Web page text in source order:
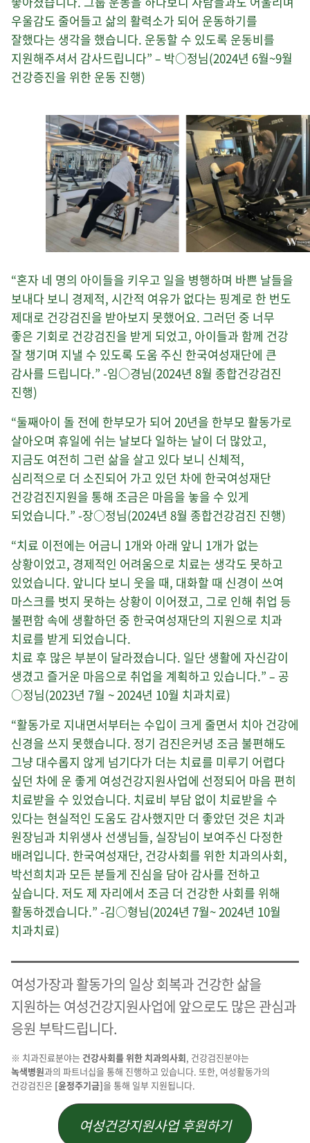
우울감도 줄어들고 삶의 활력소가 되어 운동하기를
잘했다는 생각을 했습니다. 운동할 수 있도록 운동비를
지원해주셔서 감사드립니다” – 박○정님(2024년 6월~9월
건강증진을 위한 운동 진행)
“혼자 네 명의 아이들을 키우고 일을 병행하며 바쁜 날들을
보내다 보니 경제적, 시간적 여유가 없다는 핑계로 한 번도
제대로 건강검진을 받아보지 못했어요. 그러던 중 너무
좋은 기회로 건강검진을 받게 되었고, 아이들과 함께 건강
잘 챙기며 지낼 수 있도록 도움 주신 한국여성재단에 큰
감사를 드립니다.” -임○경님(2024년 8월 종합건강검진
진행)
“둘째아이 돌 전에 한부모가 되어 20년을 한부모 활동가로
살아오며 휴일에 쉬는 날보다 일하는 날이 더 많았고,
지금도 여전히 그런 삶을 살고 있다 보니 신체적,
심리적으로 더 소진되어 가고 있던 차에 한국여성재단
건강검진지원을 통해 조금은 마음을 놓을 수 있게
되었습니다.” -장○정님(2024년 8월 종합건강검진 진행)
“치료 이전에는 어금니 1개와 아래 앞니 1개가 없는
상황이었고, 경제적인 어려움으로 치료는 생각도 못하고
있었습니다. 앞니다 보니 웃을 때, 대화할 때 신경이 쓰여
마스크를 벗지 못하는 상황이 이어졌고, 그로 인해 취업 등
불편함 속에 생활하던 중 한국여성재단의 지원으로 치과
치료를 받게 되었습니다.
치료 후 많은 부분이 달라졌습니다. 일단 생활에 자신감이
생겼고 즐거운 마음으로 취업을 계획하고 있습니다.” – 공
○정님(2023년 7월 ~ 2024년 10월 치과치료)
“활동가로 지내면서부터는 수입이 크게 줄면서 치아 건강에
신경을 쓰지 못했습니다. 정기 검진은커녕 조금 불편해도
그냥 대수롭지 않게 넘기다가 더는 치료를 미루기 어렵다
싶던 차에 운 좋게 여성건강지원사업에 선정되어 마음 편히
치료받을 수 있었습니다. 치료비 부담 없이 치료받을 수
있다는 현실적인 도움도 감사했지만 더 좋았던 것은 치과
원장님과 치위생사 선생님들, 실장님이 보여주신 다정한
배려입니다. 한국여성재단, 건강사회를 위한 치과의사회,
박선희치과 모든 분들게 진심을 담아 감사를 전하고
싶습니다. 저도 제 자리에서 조금 더 건강한 사회를 위해
활동하겠습니다.” -김○형님(2024년 7월~ 2024년 10월
치과치료)
여성가장과 활동가의 일상 회복과 건강한 삶을
지원하는 여성건강지원사업에 앞으로도 많은 관심과
응원 부탁드립니다.
※ 치과진료분야는 건강사회를 위한 치과의사회, 건강검진분야는
녹색병원과의 파트너십을 통해 진행하고 있습니다. 또한, 여성활동가의
건강검진은 [윤정주기금]을 통해 일부 지원됩니다.
여성건강지원사업 후원하기